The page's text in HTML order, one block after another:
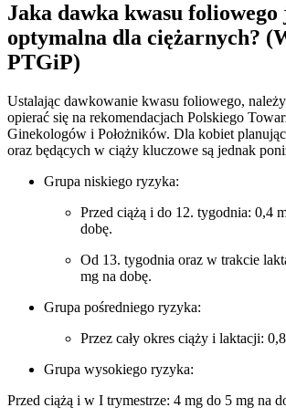
Jaka dawka kwasu foliowego
optymalna dla ciężarnych?
PTGiP)
Ustalając dawkowanie kwasu foliowego,
opierać się na rekomendacjach Polskiego
Ginekologów i Położników. Dla kobiet
oraz będących w ciąży kluczowe są jednak
Grupa niskiego ryzyka:
Przed ciążą i do 12. tygodnia: 0,4
dobę.
Od 13. tygodnia oraz w trakcie
mg na dobę.
Grupa pośredniego ryzyka:
Przez cały okres ciąży i laktacji:
Grupa wysokiego ryzyka:
Przed ciążą i w I trymestrze: 4 mg do 5 mg na